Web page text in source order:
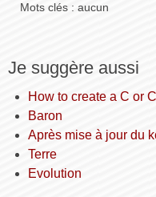
Mots clés : aucun
Je suggère aussi
How to create a C or
Baron
Après mise à jour du
Terre
Evolution